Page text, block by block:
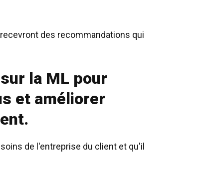
des recommandations qui
la ML pour
et améliorer
de l'entreprise du client et qu'il